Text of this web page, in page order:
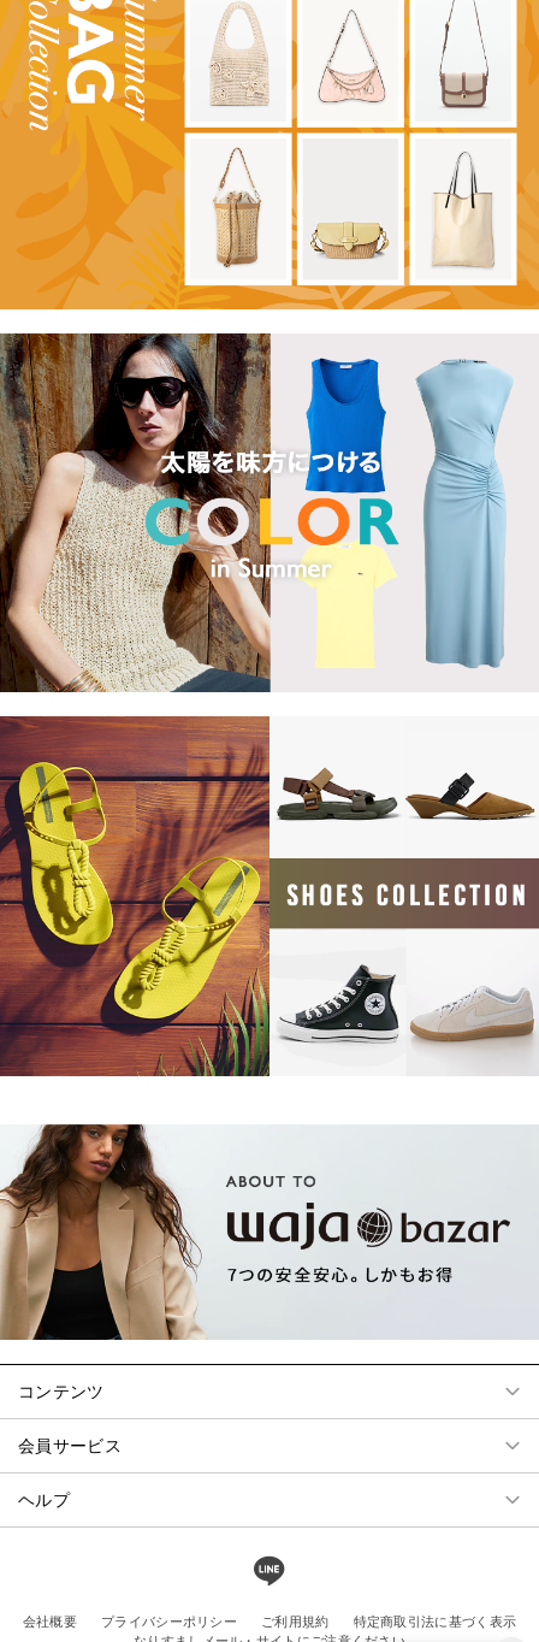
コンテンツ
会員サービス
ヘルプ
会社概要 プライバシーポリシー ご利用規約
特定商取引法に基づく表示